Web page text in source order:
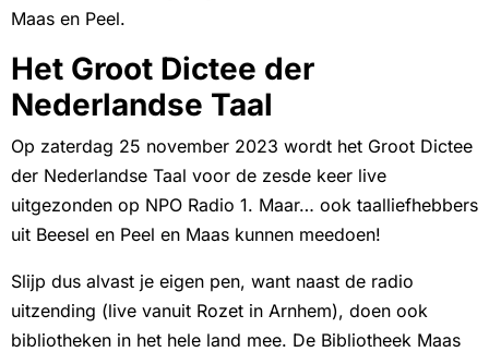
Maas en Peel.
Het Groot Dictee der
Nederlandse Taal
Op zaterdag 25 november 2023 wordt het Groot Dictee
der Nederlandse Taal voor de zesde keer live
uitgezonden op NPO Radio 1. Maar… ook taalliefhebbers
uit Beesel en Peel en Maas kunnen meedoen!
Slijp dus alvast je eigen pen, want naast de radio
uitzending (live vanuit Rozet in Arnhem), doen ook
bibliotheken in het hele land mee. De Bibliotheek Maas